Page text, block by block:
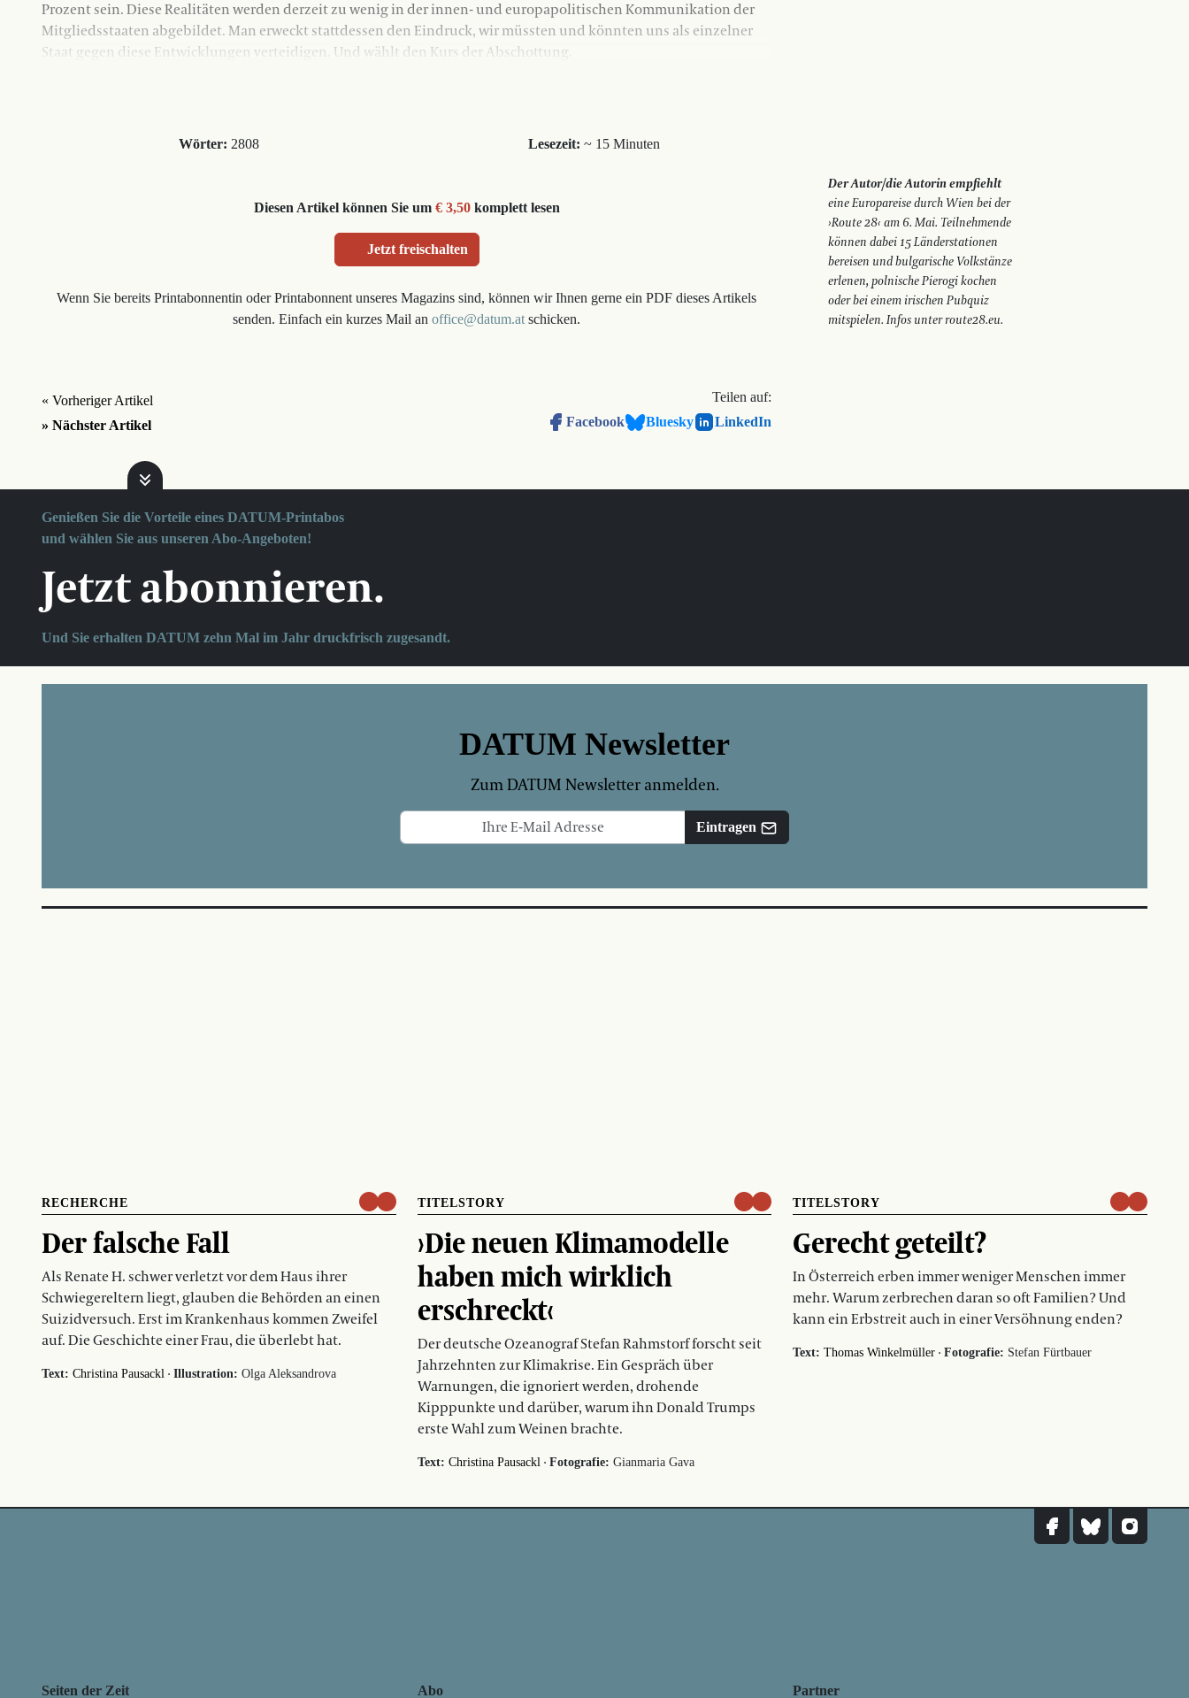
Prozent sein. Diese Realitäten werden derzeit zu wenig in der innen- und europapolitischen Kommunikation der
Mitgliedsstaaten abgebildet. Man erweckt stattdessen den Eindruck, wir müssten und könnten uns als einzelner
Staat gegen diese Entwicklungen verteidigen. Und wählt den Kurs der Abschottung.
Wörter: 2808 Lesezeit: ~ 15 Minuten
Diesen Artikel können Sie um € 3,50komplett lesen
Jetzt freischalten
Wenn Sie bereits Printabonnentin oder Printabonnent unseres Magazins sind, können wir Ihnen gerne ein PDF dieses Artikels
senden. Einfach ein kurzes Mail anoffice@datum.at schicken.
Der Autor/die Autorin empfiehlt
eine Europareise durch Wien bei der
›Route 28‹ am 6. Mai. Teilnehmende
können dabei 15 Länderstationen
bereisen und bulgarische Volkstänze
erlenen, polnische Pierogi kochen
oder bei einem irischen Pubquiz
mitspielen. Infos unter route28.eu.
« Vorheriger Artikel
» Nächster Artikel
Teilen auf:
Facebook
Bluesky LinkedIn
Genießen Sie die Vorteile eines DATUM-Printabos
und wählen Sie aus unseren Abo-Angeboten!
Jetzt abonnieren.
Und Sie erhalten DATUM zehn Mal im Jahr druckfrisch zugesandt.
DATUM Newsletter
Zum DATUM Newsletter anmelden.
Eintragen
RECHERCHE
Der falsche Fall
Als Renate H. schwer verletzt vor dem Haus ihrer
Schwiegereltern liegt, glauben die Behörden an einen
Suizidversuch. Erst im Krankenhaus kommen Zweifel
auf. Die Geschichte einer Frau, die überlebt hat.
Text: Christina Pausackl · Illustration: Olga Aleksandrova
TITELSTORY
›Die neuen Klimamodelle
haben mich wirklich
erschreckt‹
Der deutsche Ozeanograf Stefan Rahmstorf forscht seit
Jahrzehnten zur Klimakrise. Ein Gespräch über
Warnungen, die ignoriert werden, drohende
Kipppunkte und darüber, warum ihn Donald Trumps
erste Wahl zum Weinen brachte.
Text: Christina Pausackl· Fotografie: Gianmaria Gava
TITELSTORY
Gerecht geteilt?
In Österreich erben immer weniger Menschen immer
mehr. Warum zerbrechen daran so oft Familien? Und
kann ein Erbstreit auch in einer Versöhnung enden?
Text: Thomas Winkelmüller ·Fotografie: Stefan Fürtbauer
Seiten der Zeit Abo Partner